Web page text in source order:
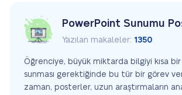
PowerPoint Sunumu
Yazılan makaleler: 1350
Öğrenciye, büyük miktarda bilgiyi kısa
sunması gerektiğinde bu tür bir görev
zaman, posterler, uzun araştırmaların